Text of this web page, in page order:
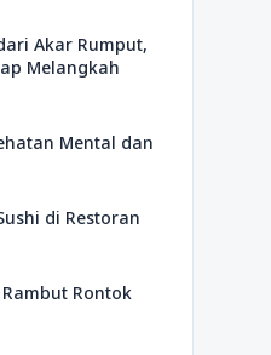
Akar Rumput,
Melangkah
Mental dan
di Restoran
Rontok